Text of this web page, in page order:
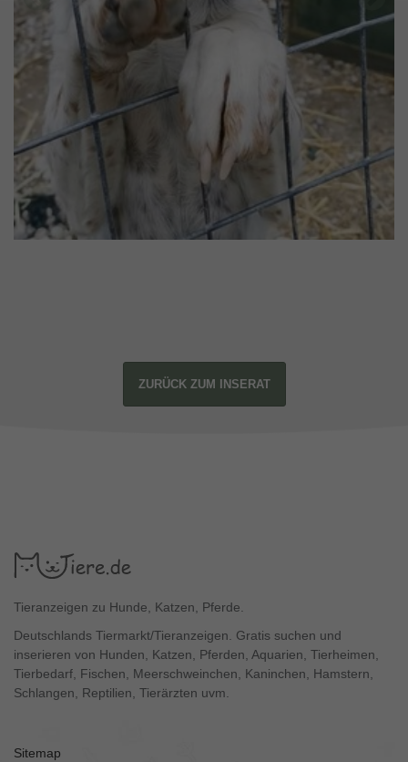
ZURÜCK ZUM INSERAT
Tieranzeigen zu Hunde, Katzen, Pferde.
Deutschlands Tiermarkt/Tieranzeigen. Gratis suchen und
inserieren von Hunden, Katzen, Pferden, Aquarien, Tierheimen,
Tierbedarf, Fischen, Meerschweinchen, Kaninchen, Hamstern,
Schlangen, Reptilien, Tierärzten uvm.
Sitemap